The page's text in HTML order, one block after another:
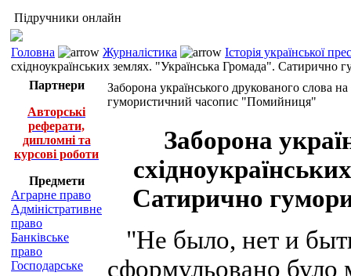
Підручники онлайн
Головна Журналістика
Історія української
східноукраїнських землях. "Українська Громада".
Партнери
Авторські
реферати,
дипломні та
курсові роботи
Предмети
Аграрне право
Адміністративне
право
Банківське
право
Господарське
Заборона українського друкованого слова
гумористичний часопис "Помийниця"
Заборона
Сатирично
"Не было, нет и
сформульовано було